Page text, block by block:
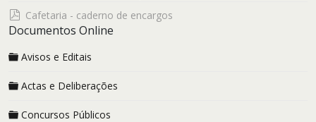
pdf
Cafetaria - caderno de encargos
Documentos Online
Avisos e Editais
Actas e Deliberações
Concursos Públicos